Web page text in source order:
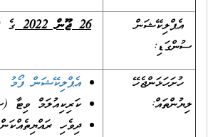
އެޕްލިކޭޝަން
ސުންގަޑި:
26 ޖޫން 2022 ގެ 11:00 ގެކުރިން
ހުށަހަޅަންޖެހޭ
ލިޔުންތައް:
އެޕްލިކޭޝަން ފޯމު
ކަރިކިއުލަމް ވިޓާ
ދިވެހި